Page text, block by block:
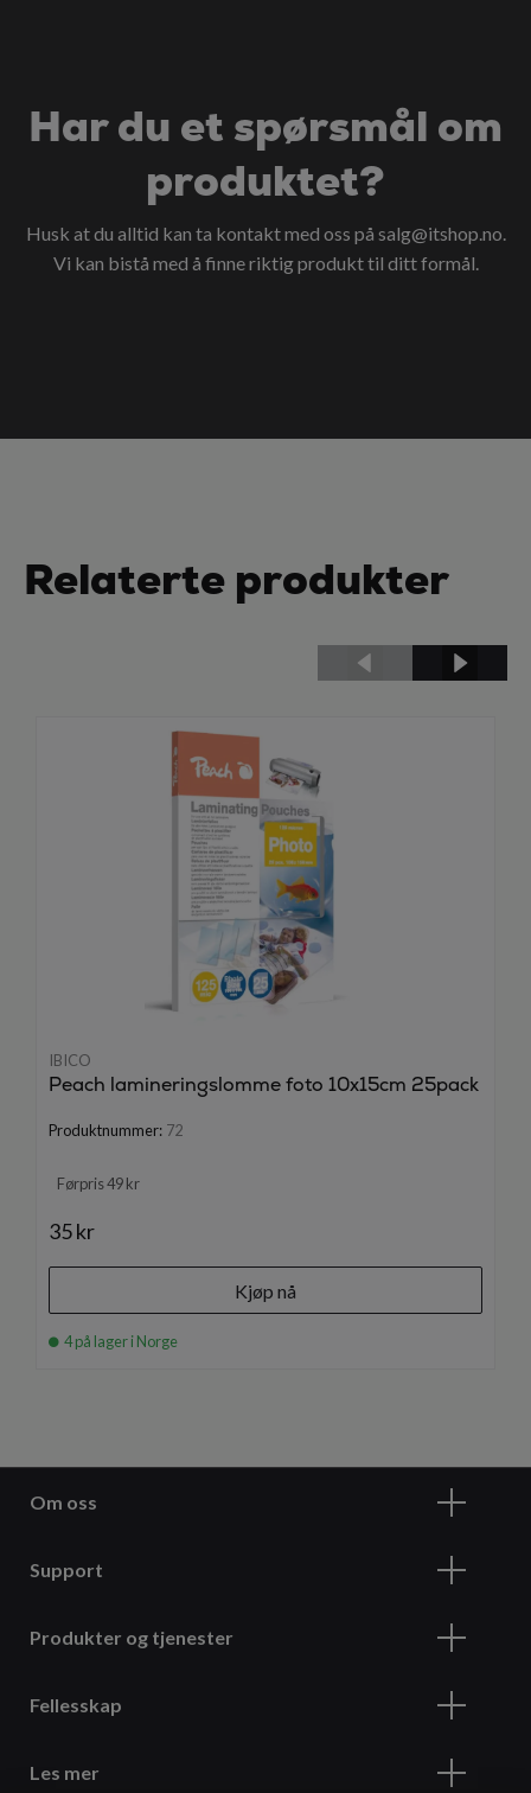
Har du et spørsmål om
produktet?
Husk at du alltid kan ta kontakt med oss på salg@itshop.no.
Vi kan bistå med å finne riktig produkt til ditt formål.
Relaterte produkter
IBICO
Peach lamineringslomme foto 10x15cm 25pack
Produktnummer: 72
Førpris 49 kr
35 kr
Kjøp nå
4 på lager i Norge
Om oss
Support
Produkter og tjenester
Fellesskap
Les mer